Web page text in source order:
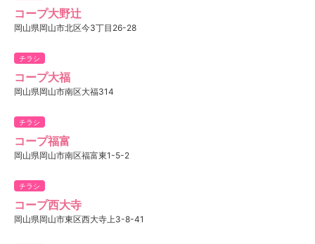
コープ大野辻
岡山県岡山市北区今3丁目26-28
チラシ
コープ大福
岡山県岡山市南区大福314
チラシ
コープ福富
岡山県岡山市南区福富東1-5-2
チラシ
コープ西大寺
岡山県岡山市東区西大寺上3-8-41